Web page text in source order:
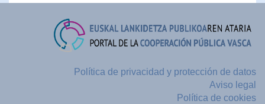
Política de privacidad y protección de datos
Aviso legal
Política de cookies